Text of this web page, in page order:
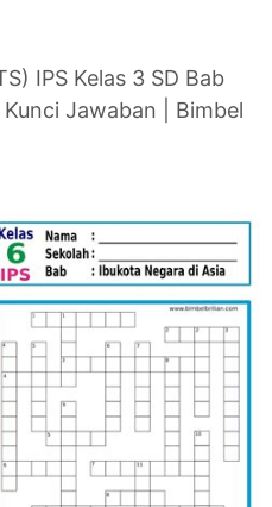
IPS Kelas 3 SD Bab
Jawaban | Bimbel